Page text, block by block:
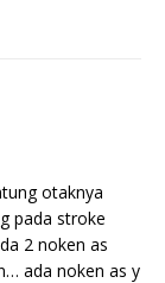
otaknya
pada stroke
2 noken as
ada noken as y